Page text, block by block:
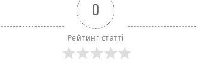
0
Рейтинг статті